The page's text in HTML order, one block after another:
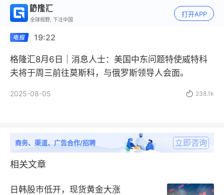
全球视野, 下注中国
打开APP
19:22
格隆汇8月6日｜消息人士：美国中东问题特使威特科
夫将于周三前往莫斯科，与俄罗斯领导人会面。
2025-08-05  238.1k
商务、渠道、广告合作/招聘 立即咨询
相关文章
日韩股市低开，现货黄金大涨